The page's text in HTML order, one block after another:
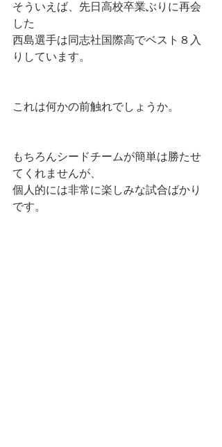
そういえば、先日高校卒業ぶりに再会
した
西島選手は同志社国際高でベスト８入
りしています。
これは何かの前触れでしょうか。
もちろんシードチームが簡単は勝たせ
てくれませんが、
個人的には非常に楽しみな試合ばかり
です。